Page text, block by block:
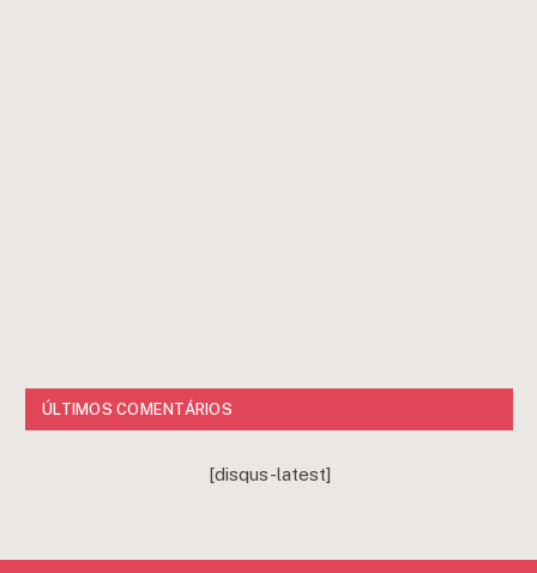
ÚLTIMOS COMENTÁRIOS
[disqus-latest]